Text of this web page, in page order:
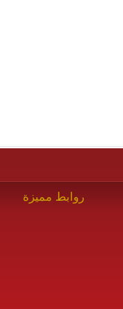
روابط مميزة